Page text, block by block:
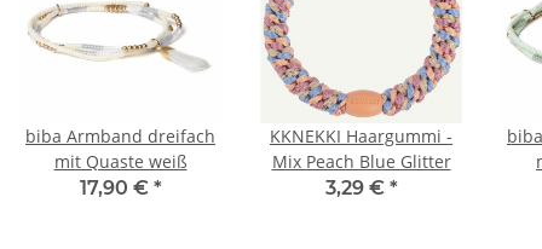
biba Armband dreifach
mit Quaste weiß
17,90 € *
KKNEKKI Haargummi -
Mix Peach Blue Glitter
3,29 € *